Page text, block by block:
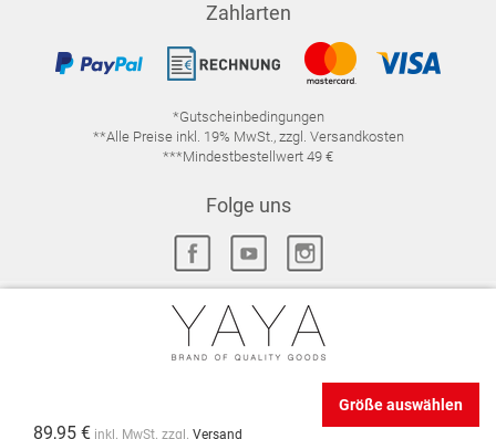
89,95 € inkl. MwSt. zzgl. Versand
Größe auswählen
Zahlarten
*Gutscheinbedingungen
**Alle Preise inkl. 19% MwSt., zzgl. Versandkosten
***Mindestbestellwert 49 €
Folge uns
FAQ
DATENSCHUTZ
WIDERRUFSRECHT
VERTRAG WIDERRUFEN